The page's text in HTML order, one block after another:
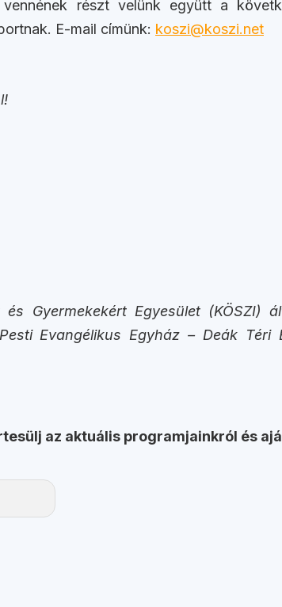
részt velünk együtt a
E-mail címünk: koszi@koszi.net
Gyermekekért Egyesület (KÖSZI)
Evangélikus Egyház – Deák Téri
az aktuális programjainkról és